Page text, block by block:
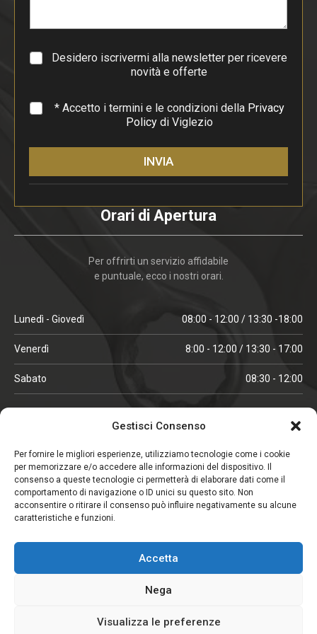
Gestisci Consenso
Per fornire le migliori esperienze, utilizziamo tecnologie come i cookie
per memorizzare e/o accedere alle informazioni del dispositivo. Il
consenso a queste tecnologie ci permetterà di elaborare dati come il
comportamento di navigazione o ID unici su questo sito. Non
acconsentire o ritirare il consenso può influire negativamente su alcune
caratteristiche e funzioni.
Accetta
Nega
Visualizza le preferenze
g
a
f
Desidero iscrivermi alla newsletter per ricevere
novità e offerte
* * Accetto i termini e le condizioni della Privacy
Policydi Viglezio
INVIA
Orari di Apertura
Per offrirti un servizio affidabile
e puntuale, ecco i nostri orari.
Lunedì - Giovedì 08:00 - 12:00 / 13:30 -18:00
Venerdì 8:00 - 12:00 / 13:30 - 17:00
Sabato 08:30 - 12:00
ORARI IN ALTA STAGIONE
Lunedì - Venerdì 08:00 - 12:00 / 13:30 -18:00
Sabato 08:00 - 12:00
CHIUSO IL SABATO
(gennaio, febbraio, agosto, settembre)
Copyright © 2026. Viglezio - Tutti i diritti riservati.